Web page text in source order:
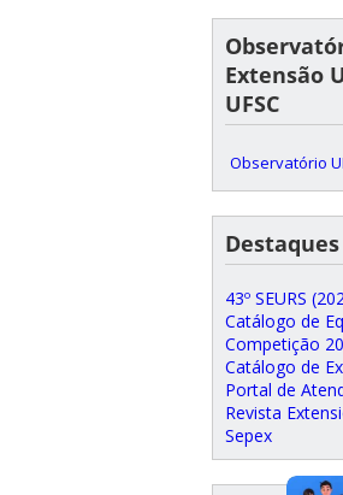
Extensão
UFSC
Observatório
Destaques
43º SEURS
Catálogo de
Competição
Catálogo de
Portal de
Revista
Sepex